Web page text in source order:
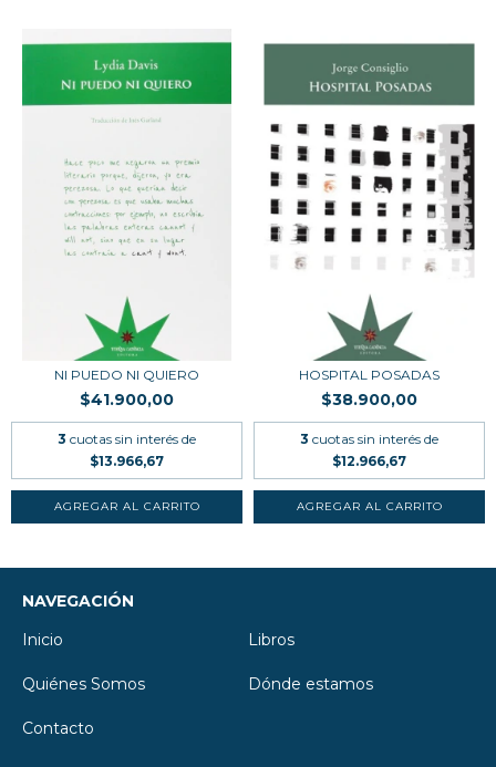
NI PUEDO NI QUIERO
$41.900,00
3 cuotas sin interés de
$13.966,67
HOSPITAL POSADAS
$38.900,00
3 cuotas sin interés de
$12.966,67
NAVEGACIÓN
Inicio
Libros
Quiénes Somos Dónde estamos
Contacto